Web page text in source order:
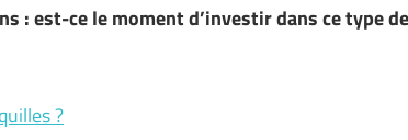
: est-ce le moment d’investir dans ce type
?